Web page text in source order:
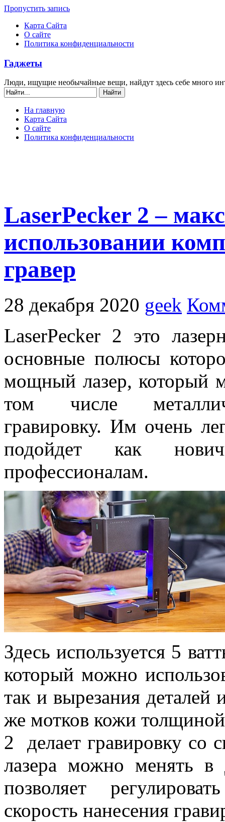
Пропустить запись
Карта Сайта
О сайте
Политика конфиденциальности
Гаджеты
Люди, ищущие необычайные вещи, найдут здесь себе много
На главную
Карта Сайта
О сайте
Политика конфиденциальности
LaserPecker 2 –
использовании
гравер
28 декабря 2020 geek
LaserPecker 2 это
основные полюсы
мощный лазер, который
том числе
гравировку. Им очень
подойдет как
профессионалам.
Здесь используется 5
который можно
так и вырезания деталей
же мотков кожи
2 делает гравировку со
лазера можно менять
позволяет
скорость нанесения